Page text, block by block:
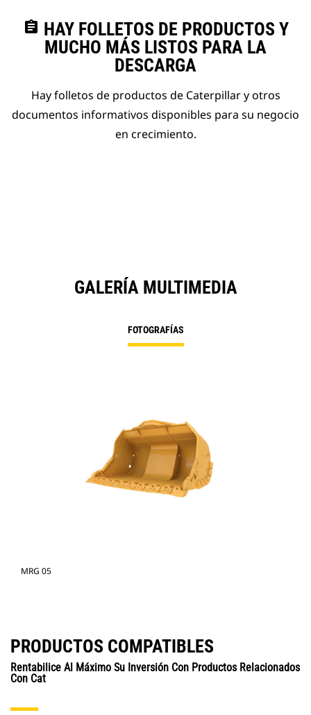
assignment HAY FOLLETOS DE PRODUCTOS Y
MUCHO MÁS LISTOS PARA LA
DESCARGA
Hay folletos de productos de Caterpillar y otros
documentos informativos disponibles para su negocio
en crecimiento.
GALERÍA MULTIMEDIA
FOTOGRAFÍAS
MRG 05
PRODUCTOS COMPATIBLES
Rentabilice Al Máximo Su Inversión Con Productos Relacionados
Con Cat